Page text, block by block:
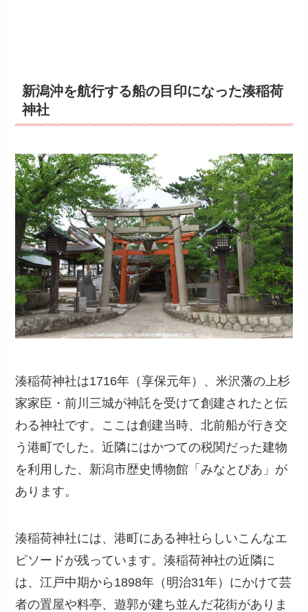
新潟沖を航行する船の目印になった湊稲荷
神社
湊稲荷神社は1716年（享保元年）、米沢藩の上杉
家家臣・前川三城が神託を受けて創建されたと伝
わる神社です。ここは創建当時、北前船が行き交
う港町でした。近隣にはかつての税関だった建物
を利用した、新潟市歴史博物館「みなとぴあ」が
あります。
湊稲荷神社には、港町にある神社らしいこんなエ
ピソードが残っています。湊稲荷神社の近隣に
は、江戸中期から1898年（明治31年）にかけて芸
者の置屋や料亭、遊郭が建ち並んだ花街がありま